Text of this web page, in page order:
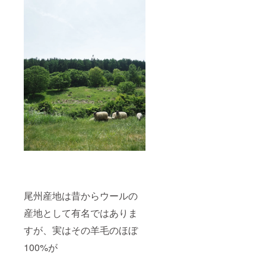
尾州産地は昔からウールの
産地として有名ではありま
すが、実はその羊毛のほぼ
100%が